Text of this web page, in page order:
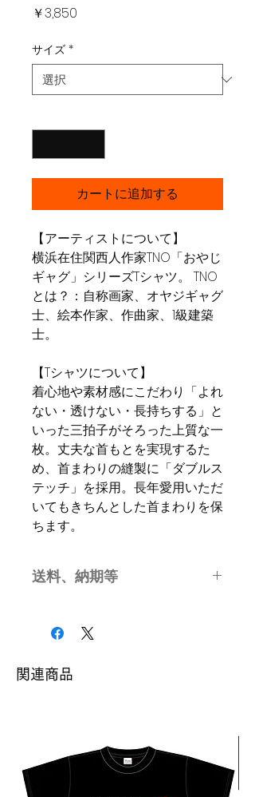
￥3,850
サイズ *
カートに追加する
【アーティストについて】
横浜在住関西人作家TNO「おやじ
ギャグ」シリーズTシャツ。 TNO
とは？：自称画家、オヤジギャグ
士、絵本作家、作曲家、1級建築
士。
【Tシャツについて】
着心地や素材感にこだわり「よれ
ない・透けない・長持ちする」と
いった三拍子がそろった上質な一
枚。丈夫な首もとを実現するた
め、首まわりの縫製に「ダブルス
テッチ」を採用。長年愛用いただ
いてもきちんとした首まわりを保
ちます。
送料、納期等
本商品の発送はご注文日より7日以
降です。
関連商品